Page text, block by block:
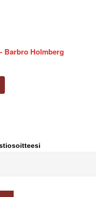
Barbro Holmberg